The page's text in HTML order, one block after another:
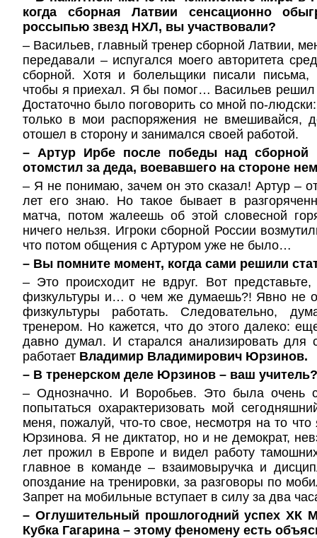
когда сборная Латвии сенсационно
россыпью звезд НХЛ, вы участвовали?
– Васильев, главный тренер сборной Латвии,
передавали – испугался моего авторитета
сборной. Хотя и болельщики писали
чтобы я приехал. Я бы помог… Васильев решил
Достаточно было поговорить со мной по-
только в мои распоряжения не вмешивайся,
отошел в сторону и занимался своей работой.
– Артур Ирбе после победы над сборной
отомстил за деда, воевавшего на стороне
– Я не понимаю, зачем он это сказал! Артур –
лет его знаю. Но такое бывает в
матча, потом жалеешь об этой словесной
ничего нельзя. Игроки сборной России
что потом общения с Артуром уже не было…
– Вы помните момент, когда сами решили
– Это происходит не вдруг. Вот представьте,
физкультуры и… о чем же думаешь?! Явно не
физкультуры работать. Следовательно,
тренером. Но кажется, что до этого далеко:
давно думал. И старался анализировать для
работает Владимир Владимирович Юрзинов.
– В тренерском деле Юрзинов – ваш учитель?
– Однозначно. И Воробьев. Это была очень
попытаться охарактеризовать мой
меня, пожалуй, что-то свое, несмотря на то
Юрзинова. Я не диктатор, но и не демократ,
лет прожил в Европе и видел работу
главное в команде – взаимовыручка и
опоздание на тренировки, за разговоры по
Запрет на мобильные вступает в силу за два
– Оглушительный прошлогодний успех ХК
Кубка Гагарина – этому феномену есть